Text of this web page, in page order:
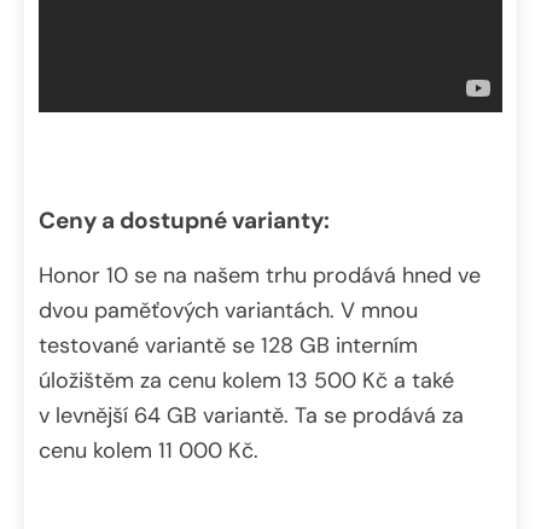
Ceny a dostupné varianty:
Honor 10 se na našem trhu prodává hned ve
dvou paměťových variantách. V mnou
testované variantě se 128 GB interním
úložištěm za cenu kolem 13 500 Kč a také
v levnější 64 GB variantě. Ta se prodává za
cenu kolem 11 000 Kč.